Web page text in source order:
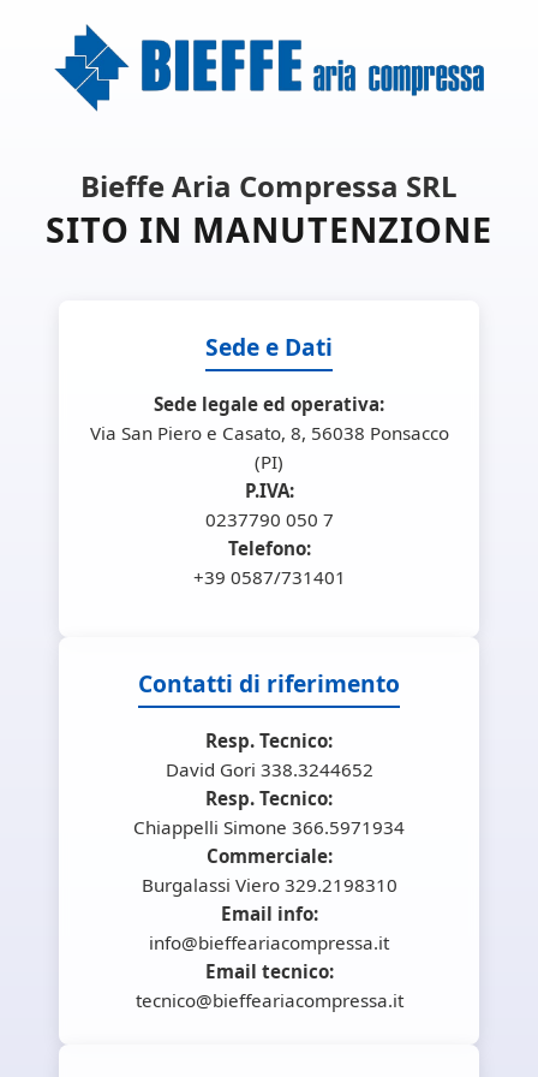
Bieffe Aria Compressa SRL
SITO IN MANUTENZIONE
Sede e Dati
Sede legale ed operativa:
Via San Piero e Casato, 8, 56038 Ponsacco
(PI)
P.IVA:
0237790 050 7
Telefono:
+39 0587/731401
Contatti di riferimento
Resp. Tecnico:
David Gori 338.3244652
Resp. Tecnico:
Chiappelli Simone 366.5971934
Commerciale:
Burgalassi Viero 329.2198310
Email info:
info@bieffeariacompressa.it
Email tecnico:
tecnico@bieffeariacompressa.it